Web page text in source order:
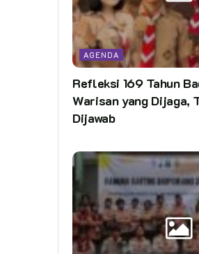
AGENDA
Refleksi 169 Tahun
Warisan yang Dijaga,
Dijawab